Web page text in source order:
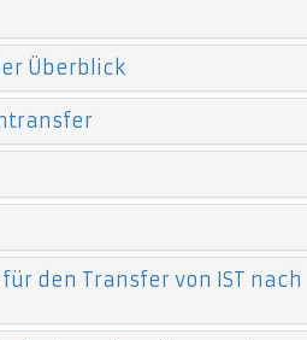
Überblick
den Transfer von IST nach